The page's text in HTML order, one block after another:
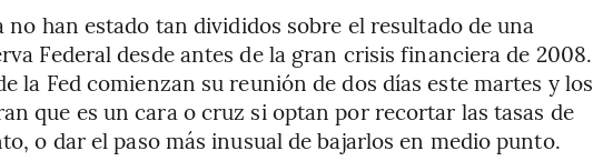
han estado tan divididos sobre el resultado de una
Federal desde antes de la gran crisis financiera de 2008.
la Fed comienzan su reunión de dos días este martes y los
que es un cara o cruz si optan por recortar las tasas de
o dar el paso más inusual de bajarlos en medio punto.